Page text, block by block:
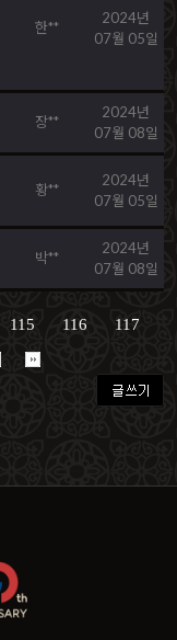
한**
2024년
07월 05일
장**
2024년
07월 08일
황**
2024년
07월 05일
박**
2024년
07월 08일
115 116
117